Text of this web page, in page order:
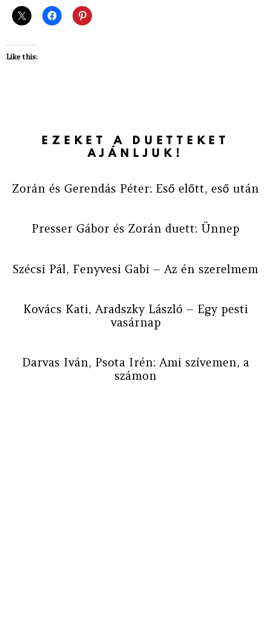
Like this:
EZEKET A DUETTEKET
AJÁNLJUK!
Zorán és Gerendás Péter: Eső előtt, eső után
Presser Gábor és Zorán duett: Ünnep
Szécsi Pál, Fenyvesi Gabi – Az én szerelmem
Kovács Kati, Aradszky László – Egy pesti
vasárnap
Darvas Iván, Psota Irén: Ami szívemen, a
számon